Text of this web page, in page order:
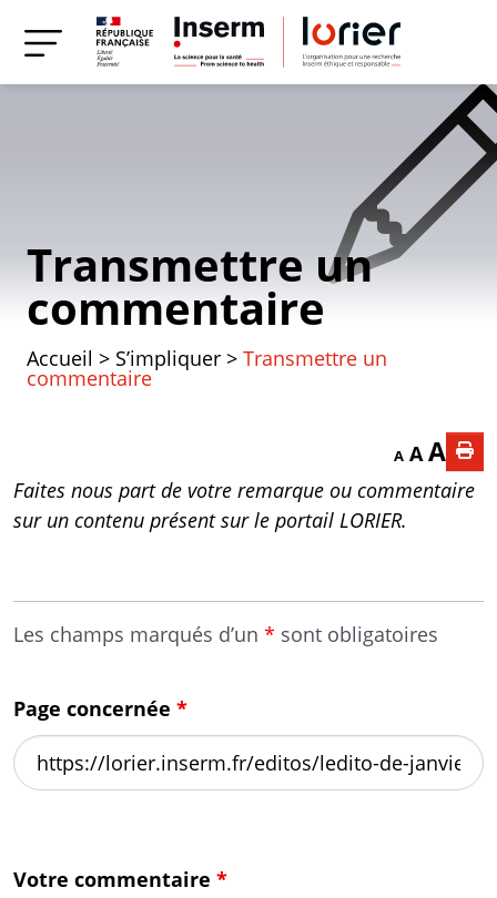
Transmettre un
commentaire
Accueil > S’impliquer > Transmettre un
commentaire
A
Decrease
A Reset
A
Faites nous part de votre remarque ou commentaire
sur un contenu présent sur le portail LORIER.
Les champs marqués d’un * sont obligatoires
Page concernée *
Votre commentaire *